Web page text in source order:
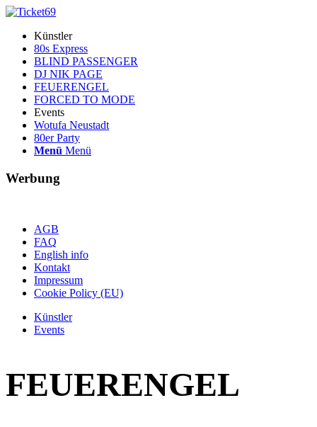
Künstler
80s Express
BLIND PASSENGER
DJ NIK PAGE
FEUERENGEL
FORCED TO MODE
Events
Wotufa Neustadt
80er Party
Menü Menü
Werbung
AGB
FAQ
English info
Kontakt
Impressum
Cookie Policy (EU)
Künstler
Events
FEUERENGEL